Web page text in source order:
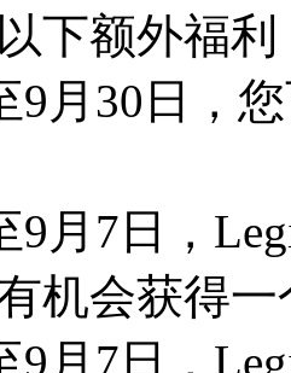
下额外福利
9月30日，
9月7日，
机会获得
9月7日，